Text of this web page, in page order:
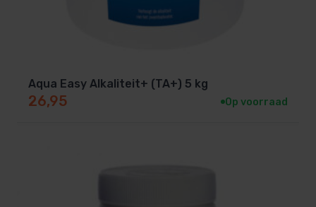
Aqua Easy Alkaliteit+ (TA+) 5 kg
26,95 Op voorraad